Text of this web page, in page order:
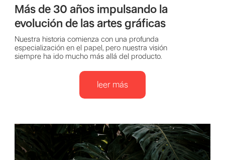
Más de 30 años impulsando la
evolución de las artes gráficas
Nuestra historia comienza con una profunda
especialización en el papel, pero nuestra visión
siempre ha ido mucho más allá del producto.
leer más